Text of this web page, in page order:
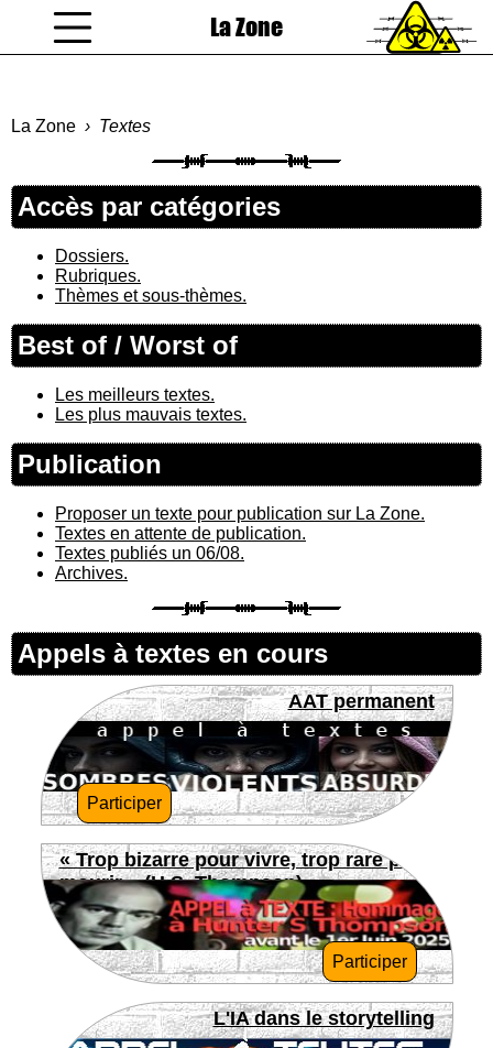
La Zone
La Zone Textes
Accès par catégories
Dossiers.
Rubriques.
Thèmes et sous-thèmes.
Best of / Worst of
Les meilleurs textes.
Les plus mauvais textes.
Publication
Proposer un texte pour publication sur La Zone.
Textes en attente de publication.
Textes publiés un 06/08.
Archives.
Appels à textes en cours
AAT permanent
Participer
« Trop bizarre pour vivre, trop rare pour
mourir » (H.S. Thompson)
Participer
L'IA dans le storytelling